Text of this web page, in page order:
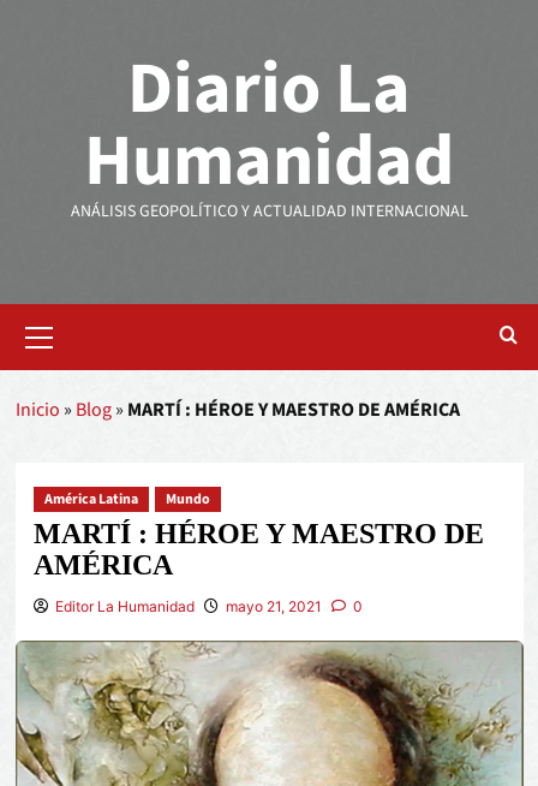
Diario La
Humanidad
ANÁLISIS GEOPOLÍTICO Y ACTUALIDAD INTERNACIONAL
Inicio » Blog» MARTÍ : HÉROE Y MAESTRO DE AMÉRICA
América Latina Mundo
MARTÍ : HÉROE Y MAESTRO DE
AMÉRICA
Editor La Humanidad mayo 21, 2021 0